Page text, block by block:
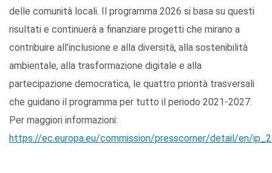
delle comunità locali. Il programma 2026 si basa su questi
risultati e continuerà a finanziare progetti che mirano a
contribuire all’inclusione e alla diversità, alla sostenibilità
ambientale, alla trasformazione digitale e alla
partecipazione democratica, le quattro priorità trasversali
che guidano il programma per tutto il periodo 2021-2027.
Per maggiori informazioni:
https://ec.europa.eu/commission/presscorner/detail/en/